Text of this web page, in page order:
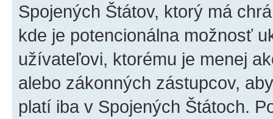
Spojených Štátov, ktorý má
kde je potencionálna možnosť
užívateľovi, ktorému je menej
alebo zákonných zástupcov,
platí iba v Spojených Štátoch.